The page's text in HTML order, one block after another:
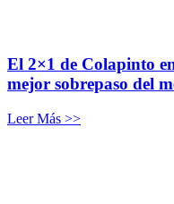
El 2×1 de Colapinto
mejor sobrepaso del
Leer Más >>